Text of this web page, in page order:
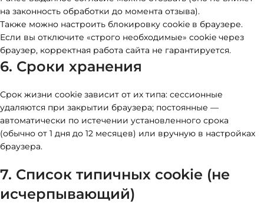
на законность обработки до момента отзыва).
Также можно настроить блокировку cookie в браузере.
Если вы отключите «строго необходимые» cookie через
браузер, корректная работа сайта не гарантируется.
6. Сроки хранения
Срок жизни cookie зависит от их типа: сессионные
удаляются при закрытии браузера; постоянные —
автоматически по истечении установленного срока
(обычно от 1 дня до 12 месяцев) или вручную в настройках
браузера.
7. Список типичных cookie (не
исчерпывающий)